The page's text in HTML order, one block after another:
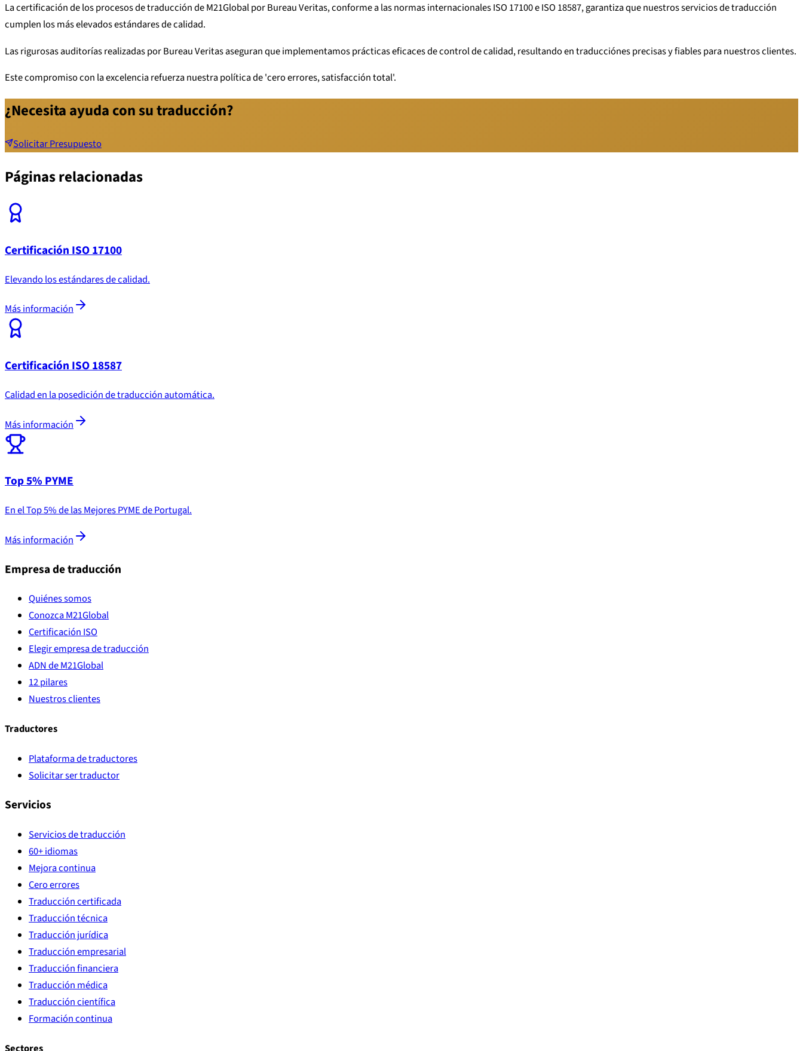
La certificación de los procesos de traducción de M21Global por Bureau Veritas, conforme a las normas internacionales ISO 17100 e ISO 18587, garantiza que nuestros servicios de traducción
cumplen los más elevados estándares de calidad.
Las rigurosas auditorías realizadas por Bureau Veritas aseguran que implementamos prácticas eficaces de control de calidad, resultando en traducciónes precisas y fiables para nuestros clientes.
Este compromiso con la excelencia refuerza nuestra política de 'cero errores, satisfacción total'.
¿Necesita ayuda con su traducción?
Solicitar Presupuesto
Páginas relacionadas
Certificación ISO 17100
Elevando los estándares de calidad.
Más información
Certificación ISO 18587
Calidad en la posedición de traducción automática.
Más información
Top 5% PYME
En el Top 5% de las Mejores PYME de Portugal.
Más información
Empresa de traducción
Quiénes somos
Conozca M21Global
Certificación ISO
Elegir empresa de traducción
ADN de M21Global
12 pilares
Nuestros clientes
Traductores
Plataforma de traductores
Solicitar ser traductor
Servicios
Servicios de traducción
60+ idiomas
Mejora continua
Cero errores
Traducción certificada
Traducción técnica
Traducción jurídica
Traducción empresarial
Traducción financiera
Traducción médica
Traducción científica
Formación continua